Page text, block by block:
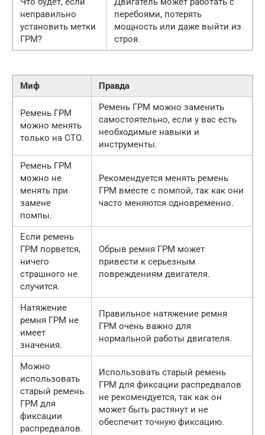
неправильно
установить метки
ГРМ?
перебоями, потерять
мощность или даже выйти из
строя.
Миф Правда
Ремень ГРМ
можно менять
только на СТО.
Ремень ГРМ можно заменить
самостоятельно, если у вас есть
необходимые навыки и
инструменты.
Ремень ГРМ
можно не
менять при
замене
помпы.
Рекомендуется менять ремень
ГРМ вместе с помпой, так как они
часто меняются одновременно.
Если ремень
ГРМ порвется,
ничего
страшного не
случится.
Обрыв ремня ГРМ может
привести к серьезным
повреждениям двигателя.
Натяжение
ремня ГРМ не
имеет
значения.
Правильное натяжение ремня
ГРМ очень важно для
нормальной работы двигателя.
Можно
использовать
старый ремень
ГРМ для
фиксации
распредвалов.
Использовать старый ремень
ГРМ для фиксации распредвалов
не рекомендуется, так как он
может быть растянут и не
обеспечит точную фиксацию.